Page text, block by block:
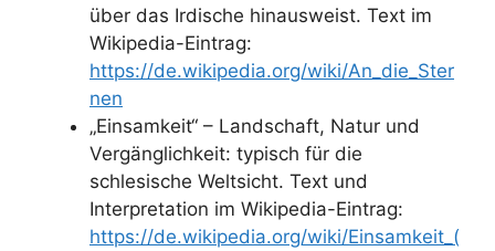
über das Irdische hinausweist. Text im
Wikipedia-Eintrag:
https://de.wikipedia.org/wiki/An_die_Ster
nen
„Einsamkeit“ – Landschaft, Natur und
Vergänglichkeit: typisch für die
schlesische Weltsicht. Text und
Interpretation im Wikipedia-Eintrag:
https://de.wikipedia.org/wiki/Einsamkeit_(